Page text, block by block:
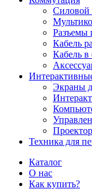
Силовой
Разъемы
Кабель
Кабель в
Экраны
Техника для
Каталог
О нас
Как купить?